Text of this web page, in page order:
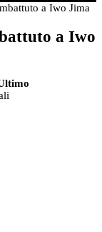
a Iwo Jima
a Iwo